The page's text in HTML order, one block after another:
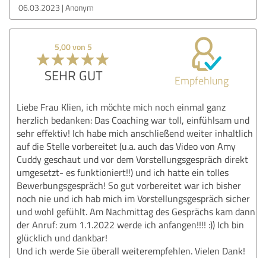
06.03.2023 Anonym
5,00 von 5
SEHR GUT Empfehlung
Liebe Frau Klien, ich möchte mich noch einmal ganz
herzlich bedanken: Das Coaching war toll, einfühlsam und
sehr effektiv! Ich habe mich anschließend weiter inhaltlich
auf die Stelle vorbereitet (u.a. auch das Video von Amy
Cuddy geschaut und vor dem Vorstellungsgespräch direkt
umgesetzt- es funktioniert!!) und ich hatte ein tolles
Bewerbungsgespräch! So gut vorbereitet war ich bisher
noch nie und ich hab mich im Vorstellungsgespräch sicher
und wohl gefühlt. Am Nachmittag des Gesprächs kam dann
der Anruf: zum 1.1.2022 werde ich anfangen!!!! :)) Ich bin
glücklich und dankbar!
Und ich werde Sie überall weiterempfehlen. Vielen Dank!